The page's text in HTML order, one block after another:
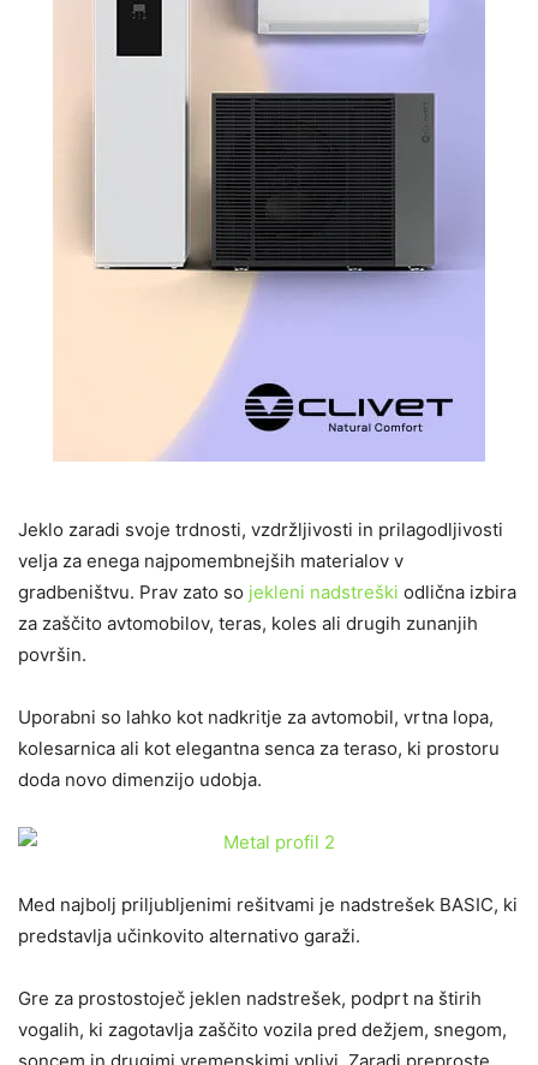
Jeklo zaradi svoje trdnosti, vzdržljivosti in prilagodljivosti
velja za enega najpomembnejših materialov v
gradbeništvu. Prav zato so jekleni nadstreški odlična izbira
za zaščito avtomobilov, teras, koles ali drugih zunanjih
površin.
Uporabni so lahko kot nadkritje za avtomobil, vrtna lopa,
kolesarnica ali kot elegantna senca za teraso, ki prostoru
doda novo dimenzijo udobja.
Med najbolj priljubljenimi rešitvami je nadstrešek BASIC, ki
predstavlja učinkovito alternativo garaži.
Gre za prostostoječ jeklen nadstrešek, podprt na štirih
vogalih, ki zagotavlja zaščito vozila pred dežjem, snegom,
soncem in drugimi vremenskimi vplivi. Zaradi preproste